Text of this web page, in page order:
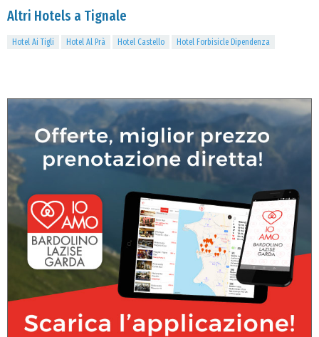
Altri Hotels a Tignale
Hotel Ai Tigli Hotel Al Prà Hotel Castello Hotel Forbisicle Dipendenza